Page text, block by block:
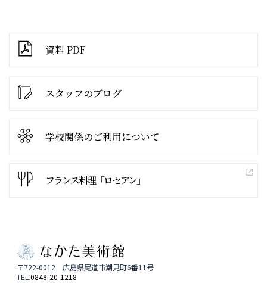
資料 PDF
スタッフのブログ
学校関係のご利用について
フランス料理「ロセアン」
〒722-0012 広島県尾道市潮見町6番11号
TEL.0848-20-1218